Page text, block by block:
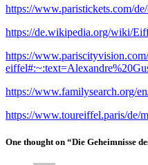
https://www.paristickets.com/
https://de.wikipedia.org/wiki/
https://
https://www.familysearch.org/
https://www.toureiffel.paris/de/
One thought on “Die Geheimnisse